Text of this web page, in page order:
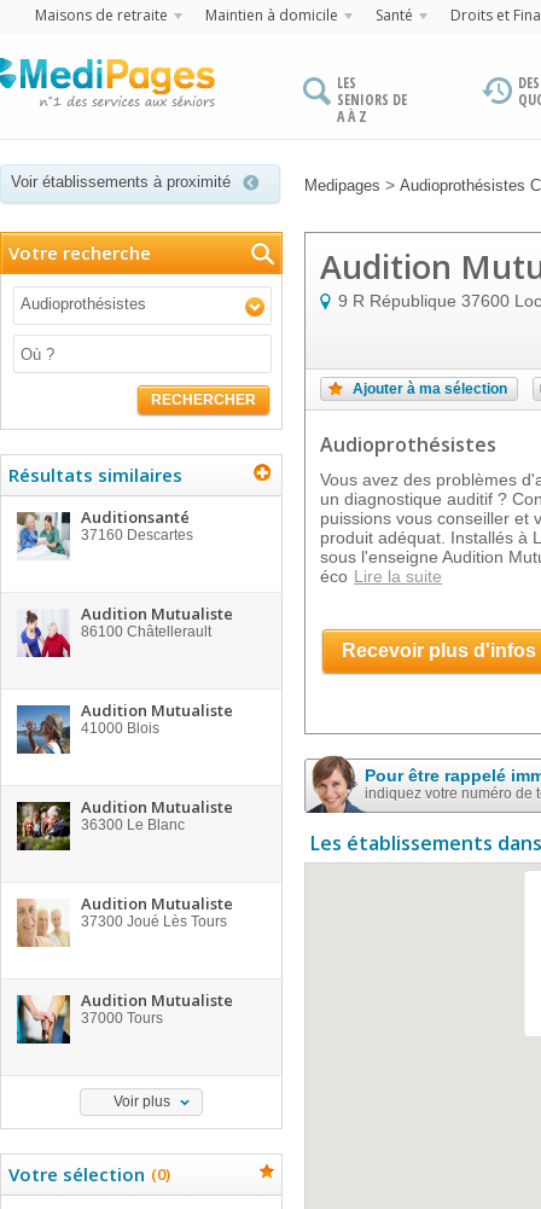
Maisons de retraite Maintien à domicile Santé Droits et
LES
SENIORS DE
A À Z
Voir établissements à proximité Medipages > Audioprothésistes
Votre recherche
Audioprothésistes
RECHERCHER
Résultats similaires
Auditionsanté
37160 Descartes
Audition Mutualiste
86100 Châtellerault
Audition Mutualiste
41000 Blois
Audition Mutualiste
36300 Le Blanc
Audition Mutualiste
37300 Joué Lès Tours
Audition Mutualiste
37000 Tours
Voir plus
Votre sélection (0)
Audition
9 R République 37600
Ajouter à ma sélection
Audioprothésistes
Vous avez des problèmes
un diagnostique auditif ?
puissions vous conseiller et
produit adéquat. Installés à
sous l'enseigne Audition
éco Lire la suite
Recevoir plus d'infos
Pour être rappelé
indiquez votre numéro de
Les établissements